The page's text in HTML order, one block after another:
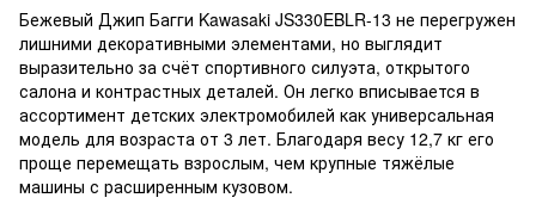
Бежевый Джип Багги Kawasaki JS330EBLR-13 не перегружен
лишними декоративными элементами, но выглядит
выразительно за счёт спортивного силуэта, открытого
салона и контрастных деталей. Он легко вписывается в
ассортимент детских электромобилей как универсальная
модель для возраста от 3 лет. Благодаря весу 12,7 кг его
проще перемещать взрослым, чем крупные тяжёлые
машины с расширенным кузовом.